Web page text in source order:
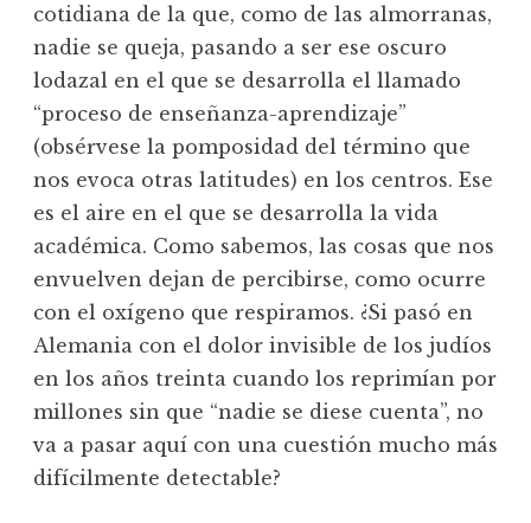
cotidiana de la que, como de las almorranas,
nadie se queja, pasando a ser ese oscuro
lodazal en el que se desarrolla el llamado
“proceso de enseñanza-aprendizaje”
(obsérvese la pomposidad del término que
nos evoca otras latitudes) en los centros. Ese
es el aire en el que se desarrolla la vida
académica. Como sabemos, las cosas que nos
envuelven dejan de percibirse, como ocurre
con el oxígeno que respiramos. ¿Si pasó en
Alemania con el dolor invisible de los judíos
en los años treinta cuando los reprimían por
millones sin que “nadie se diese cuenta”, no
va a pasar aquí con una cuestión mucho más
difícilmente detectable?